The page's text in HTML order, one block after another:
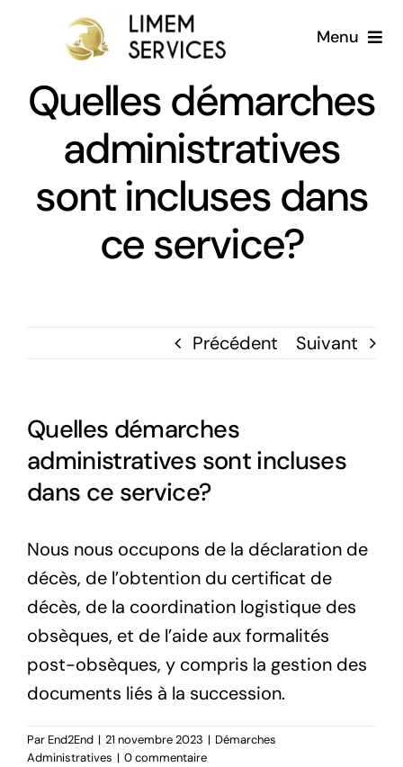
Menu
Accueil
A propos
Services
Galerie
Quelles démarches
administratives
sont incluses dans
ce service?
Précédent Suivant
Quelles démarches
administratives sont incluses
dans ce service?
Nous nous occupons de la déclaration de
décès, de l’obtention du certificat de
décès, de la coordination logistique des
obsèques, et de l’aide aux formalités
post-obsèques, y compris la gestion des
documents liés à la succession.
Par End2End | 21 novembre 2023 | Démarches
Administratives | 0 commentaire